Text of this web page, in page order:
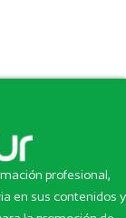
profesional,
en sus contenidos y